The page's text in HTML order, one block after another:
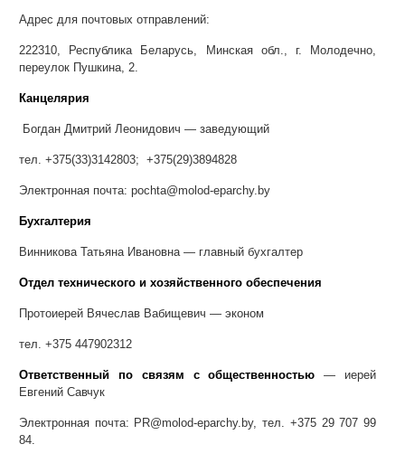
Адрес для почтовых отправлений:
222310, Республика Беларусь, Минская обл., г. Молодечно,
переулок Пушкина, 2.
Канцелярия
Богдан Дмитрий Леонидович — заведующий
тел. +375(33)3142803; +375(29)3894828
Электронная почта: pochta@molod-eparchy.by
Бухгалтерия
Винникова Татьяна Ивановна — главный бухгалтер
Отдел технического и хозяйственного обеспечения
Протоиерей Вячеслав Вабищевич — эконом
тел. +375 447902312
Ответственный по связям с общественностью — иерей
Евгений Савчук
Электронная почта: PR@molod-eparchy.by, тел. +375 29 707 99
84.